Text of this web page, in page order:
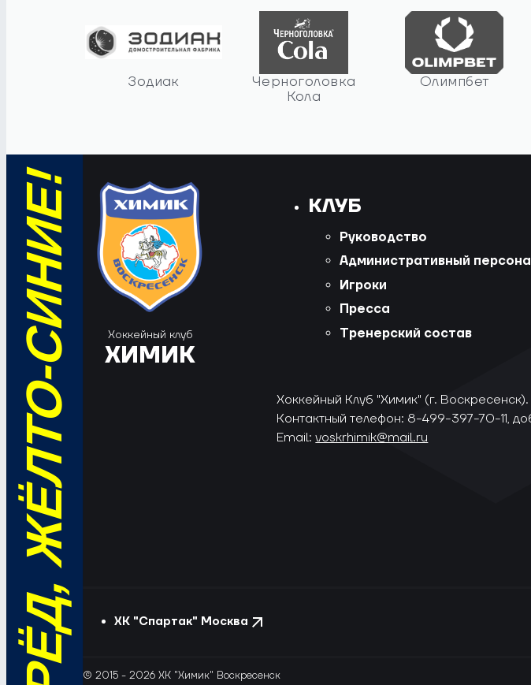
Зодиак
Черноголовка
Кола
Олимпбет
ВПЕРЁД, ЖЁЛТО-СИНИЕ! Хоккейный клуб
ХИМИК
КЛУБ
Руководство
Административный
Игроки
Пресса
Тренерский состав
Хоккейный Клуб "Химик" (г. Воскресенск).
Контактный телефон: 8-499-397-70-11,
Email:voskrhimik@mail.ru
ХК "Спартак" Москва
© 2015 - 2026 ХК "Химик" Воскресенск